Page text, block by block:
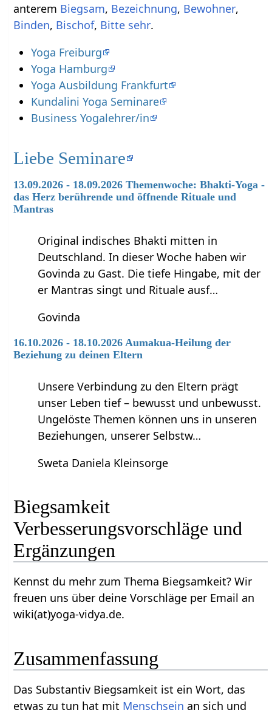
anterem
, ,
,
, Bischof‏‎,
.
Yoga Freiburg
Yoga Hamburg
Yoga Ausbildung Frankfurt
Kundalini Yoga Seminare
Business Yogalehrer/in
Liebe Seminare
13.09.2026 - 18.09.2026 Themenwoche: Bhakti-Yoga -
das Herz berührende und öffnende Rituale und
Mantras
Original indisches Bhakti mitten in
Deutschland. In dieser Woche haben wir
Govinda zu Gast. Die tiefe Hingabe, mit der
er Mantras singt und Rituale ausf…
Govinda
16.10.2026 - 18.10.2026 Aumakua-Heilung der
Beziehung zu deinen Eltern
Unsere Verbindung zu den Eltern prägt
unser Leben tief – bewusst und unbewusst.
Ungelöste Themen können uns in unseren
Beziehungen, unserer Selbstw…
Sweta Daniela Kleinsorge
Biegsamkeit‏‎
Verbesserungsvorschläge und
Ergänzungen
Kennst du mehr zum Thema Biegsamkeit‏‎? Wir
freuen uns über deine Vorschläge per Email an
wiki(at)yoga-vidya.de.
Zusammenfassung
Das Substantiv Biegsamkeit‏‎ ist ein Wort, das
etwas zu tun hat mit Menschsein an sich und